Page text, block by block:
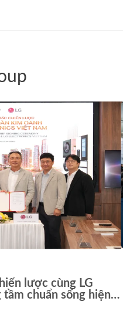
lược cùng LG
chuẩn sống hiện